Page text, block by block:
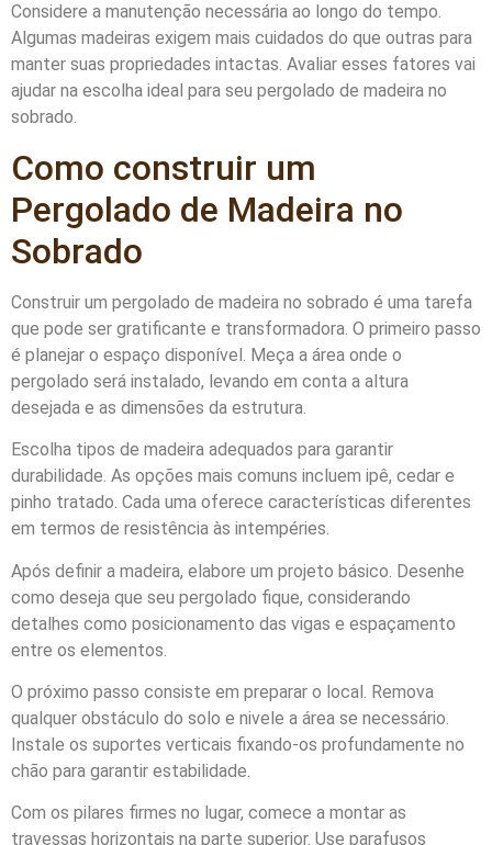
Considere a manutenção necessária ao longo do tempo.
Algumas madeiras exigem mais cuidados do que outras para
manter suas propriedades intactas. Avaliar esses fatores vai
ajudar na escolha ideal para seu pergolado de madeira no
sobrado.
Como construir um
Pergolado de Madeira no
Sobrado
Construir um pergolado de madeira no sobrado é uma tarefa
que pode ser gratificante e transformadora. O primeiro passo
é planejar o espaço disponível. Meça a área onde o
pergolado será instalado, levando em conta a altura
desejada e as dimensões da estrutura.
Escolha tipos de madeira adequados para garantir
durabilidade. As opções mais comuns incluem ipê, cedar e
pinho tratado. Cada uma oferece características diferentes
em termos de resistência às intempéries.
Após definir a madeira, elabore um projeto básico. Desenhe
como deseja que seu pergolado fique, considerando
detalhes como posicionamento das vigas e espaçamento
entre os elementos.
O próximo passo consiste em preparar o local. Remova
qualquer obstáculo do solo e nivele a área se necessário.
Instale os suportes verticais fixando-os profundamente no
chão para garantir estabilidade.
Com os pilares firmes no lugar, comece a montar as
travessas horizontais na parte superior. Use parafusos